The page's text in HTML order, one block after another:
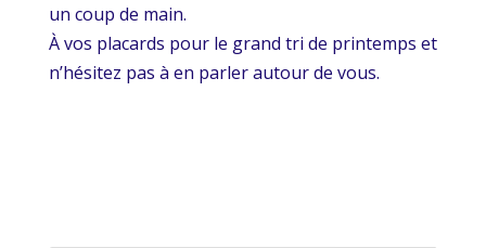
un coup de main.
À vos placards pour le grand tri de printemps et
n’hésitez pas à en parler autour de vous.